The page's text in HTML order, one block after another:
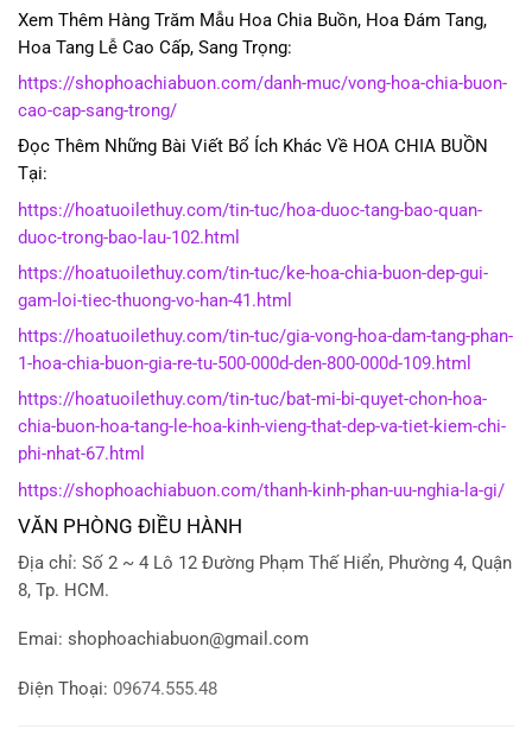
Xem Thêm Hàng Trăm Mẫu Hoa Chia Buồn, Hoa Đám Tang,
Hoa Tang Lễ Cao Cấp, Sang Trọng:
https://shophoachiabuon.com/danh-muc/vong-hoa-chia-buon-
cao-cap-sang-trong/
Đọc Thêm Những Bài Viết Bổ Ích Khác Về HOA CHIA BUỒN
Tại:
https://hoatuoilethuy.com/tin-tuc/hoa-duoc-tang-bao-quan-
duoc-trong-bao-lau-102.html
https://hoatuoilethuy.com/tin-tuc/ke-hoa-chia-buon-dep-gui-
gam-loi-tiec-thuong-vo-han-41.html
https://hoatuoilethuy.com/tin-tuc/gia-vong-hoa-dam-tang-phan-
1-hoa-chia-buon-gia-re-tu-500-000d-den-800-000d-109.html
https://hoatuoilethuy.com/tin-tuc/bat-mi-bi-quyet-chon-hoa-
chia-buon-hoa-tang-le-hoa-kinh-vieng-that-dep-va-tiet-kiem-chi-
phi-nhat-67.html
https://shophoachiabuon.com/thanh-kinh-phan-uu-nghia-la-gi/
VĂN PHÒNG ĐIỀU HÀNH
Địa chỉ: Số 2 ~ 4 Lô 12 Đường Phạm Thế Hiển, Phường 4, Quận
8, Tp. HCM.
Emai: shophoachiabuon@gmail.com
Điện Thoại: 09674.555.48